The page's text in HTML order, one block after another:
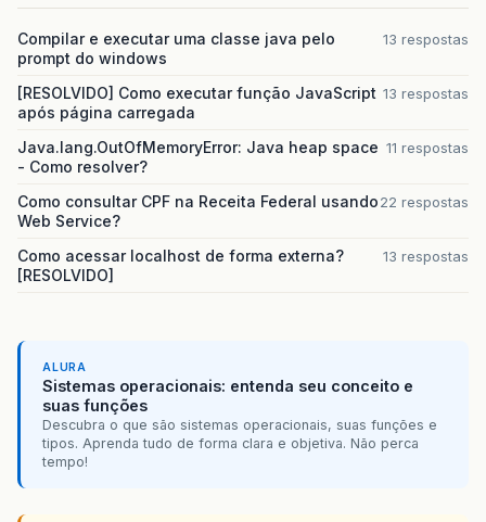
Compilar e executar uma classe java pelo
prompt do windows
13 respostas
[RESOLVIDO] Como executar função JavaScript
após página carregada
13 respostas
Java.lang.OutOfMemoryError: Java heap space
- Como resolver?
11 respostas
Como consultar CPF na Receita Federal usando
Web Service?
22 respostas
Como acessar localhost de forma externa?
[RESOLVIDO]
13 respostas
ALURA
Sistemas operacionais: entenda seu conceito e
suas funções
Descubra o que são sistemas operacionais, suas funções e
tipos. Aprenda tudo de forma clara e objetiva. Não perca
tempo!